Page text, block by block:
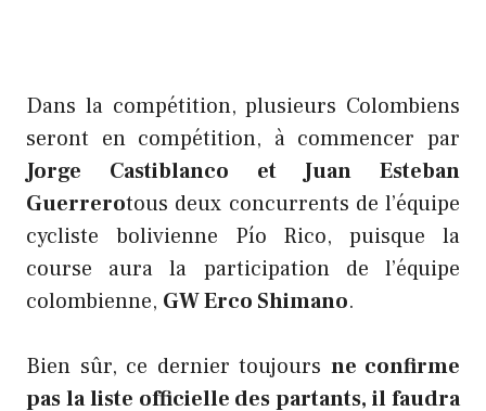
Dans la compétition, plusieurs Colombiens
seront en compétition, à commencer par
Jorge Castiblanco et Juan Esteban
Guerrerotous deux concurrents de l’équipe
cycliste bolivienne Pío Rico, puisque la
course aura la participation de l’équipe
colombienne, GW Erco Shimano.
Bien sûr, ce dernier toujours ne confirme
pas la liste officielle des partants, il faudra